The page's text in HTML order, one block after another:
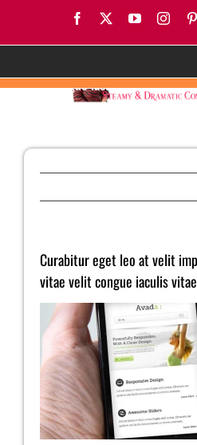
Facebook
X YouTube
velit congue iaculis vitaes.
Curabitur eget leo at velit
vitae velit congue iaculis